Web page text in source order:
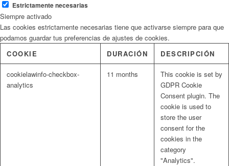
Estrictamente necesarias
Siempre activado
Las cookies estrictamente necesarias tiene que activarse siempre para que
podamos guardar tus preferencias de ajustes de cookies.
COOKIE
DURACIÓN DESCRIPCIÓN
cookielawinfo-checkbox-
analytics
11 months
This cookie is set by
GDPR Cookie
Consent plugin. The
cookie is used to
store the user
consent for the
cookies in the
category
"Analytics".